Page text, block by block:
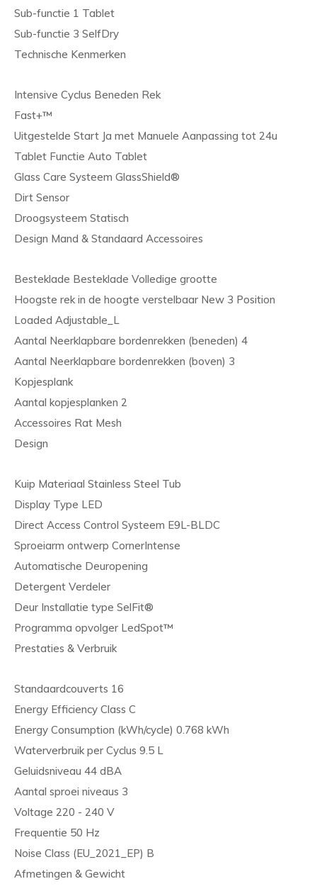
Sub-functie 1 Tablet
Sub-functie 3 SelfDry
Technische Kenmerken
Intensive Cyclus Beneden Rek
Fast+™
Uitgestelde Start Ja met Manuele Aanpassing tot 24u
Tablet Functie Auto Tablet
Glass Care Systeem GlassShield®
Dirt Sensor
Droogsysteem Statisch
Design Mand & Standaard Accessoires
Besteklade Besteklade Volledige grootte
Hoogste rek in de hoogte verstelbaar New 3 Position
Loaded Adjustable_L
Aantal Neerklapbare bordenrekken (beneden) 4
Aantal Neerklapbare bordenrekken (boven) 3
Kopjesplank
Aantal kopjesplanken 2
Accessoires Rat Mesh
Design
Kuip Materiaal Stainless Steel Tub
Display Type LED
Direct Access Control Systeem E9L-BLDC
Sproeiarm ontwerp CornerIntense
Automatische Deuropening
Detergent Verdeler
Deur Installatie type SelFit®
Programma opvolger LedSpot™
Prestaties & Verbruik
Standaardcouverts 16
Energy Efficiency Class C
Energy Consumption (kWh/cycle) 0.768 kWh
Waterverbruik per Cyclus 9.5 L
Geluidsniveau 44 dBA
Aantal sproei niveaus 3
Voltage 220 - 240 V
Frequentie 50 Hz
Noise Class (EU_2021_EP) B
Afmetingen & Gewicht